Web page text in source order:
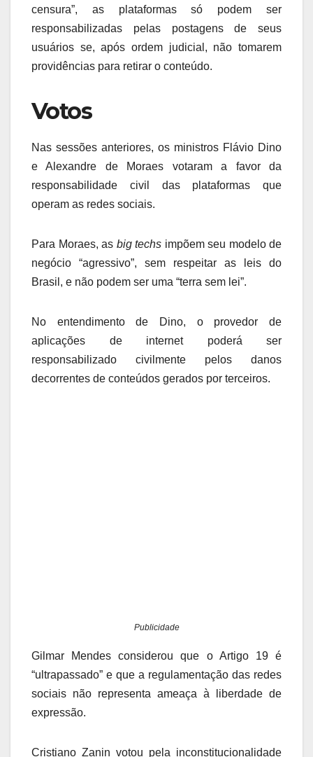
censura”, as plataformas só podem ser
responsabilizadas pelas postagens de seus
usuários se, após ordem judicial, não tomarem
providências para retirar o conteúdo.
Votos
Nas sessões anteriores, os ministros Flávio Dino
e Alexandre de Moraes votaram a favor da
responsabilidade civil das plataformas que
operam as redes sociais.
Para Moraes, as big techs impõem seu modelo de
negócio “agressivo”, sem respeitar as leis do
Brasil, e não podem ser uma “terra sem lei”.
No entendimento de Dino, o provedor de
aplicações de internet poderá ser
responsabilizado civilmente pelos danos
decorrentes de conteúdos gerados por terceiros.
Publicidade
Gilmar Mendes considerou que o Artigo 19 é
“ultrapassado” e que a regulamentação das redes
sociais não representa ameaça à liberdade de
expressão.
Cristiano Zanin votou pela inconstitucionalidade